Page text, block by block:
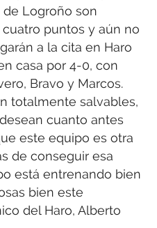
de Logroño son
puntos y aún no
a la cita en Haro
casa por 4-0, con
Bravo y Marcos.
totalmente salvables,
cuanto antes
este equipo es otra
de conseguir esa
está entrenando bien
bien este
del Haro, Alberto